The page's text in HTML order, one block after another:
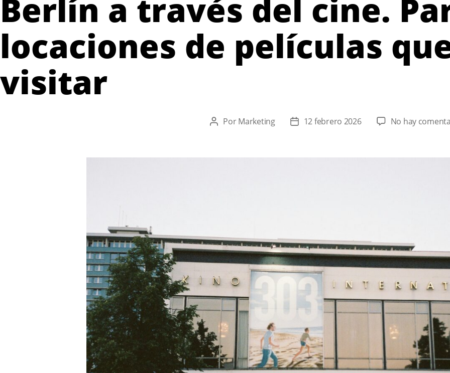
Berlín a través del cine.
locaciones de películas
visitar
Autor
entrada
PorMarketing
Fecha
entrada
12 febrero 2026 No hay